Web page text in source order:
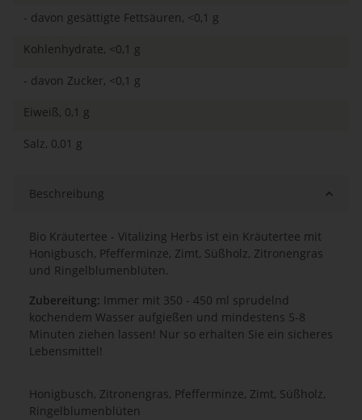
- davon gesättigte Fettsäuren, <0,1 g
Kohlenhydrate, <0,1 g
- davon Zucker, <0,1 g
Eiweiß, 0,1 g
Salz, 0,01 g
Beschreibung
Bio Kräutertee - Vitalizing Herbs ist ein Kräutertee mit
Honigbusch, Pfefferminze, Zimt, Süßholz, Zitronengras
und Ringelblumenblüten.
Zubereitung: Immer mit 350 - 450 ml sprudelnd
kochendem Wasser aufgießen und mindestens 5-8
Minuten ziehen lassen! Nur so erhalten Sie ein sicheres
Lebensmittel!
Honigbusch, Zitronengras, Pfefferminze, Zimt, Süßholz,
Ringelblumenblüten